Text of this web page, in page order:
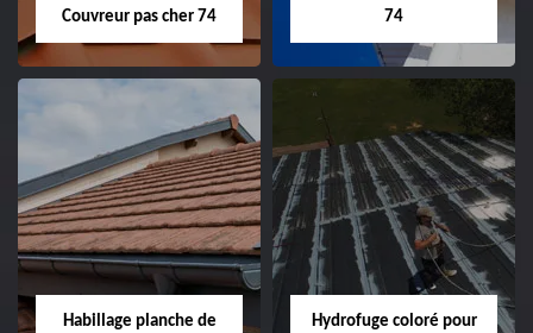
Couvreur pas cher 74
74
Habillage planche de
Hydrofuge coloré pour